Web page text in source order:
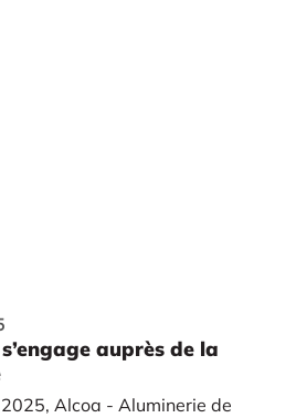
auprès de la
Alcoa - Aluminerie de